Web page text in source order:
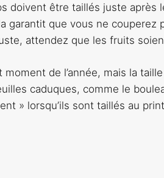
doivent être taillés juste après
garantit que vous ne couperez
attendez que les fruits
de l’année, mais la
caduques, comme le
» lorsqu’ils sont taillés au